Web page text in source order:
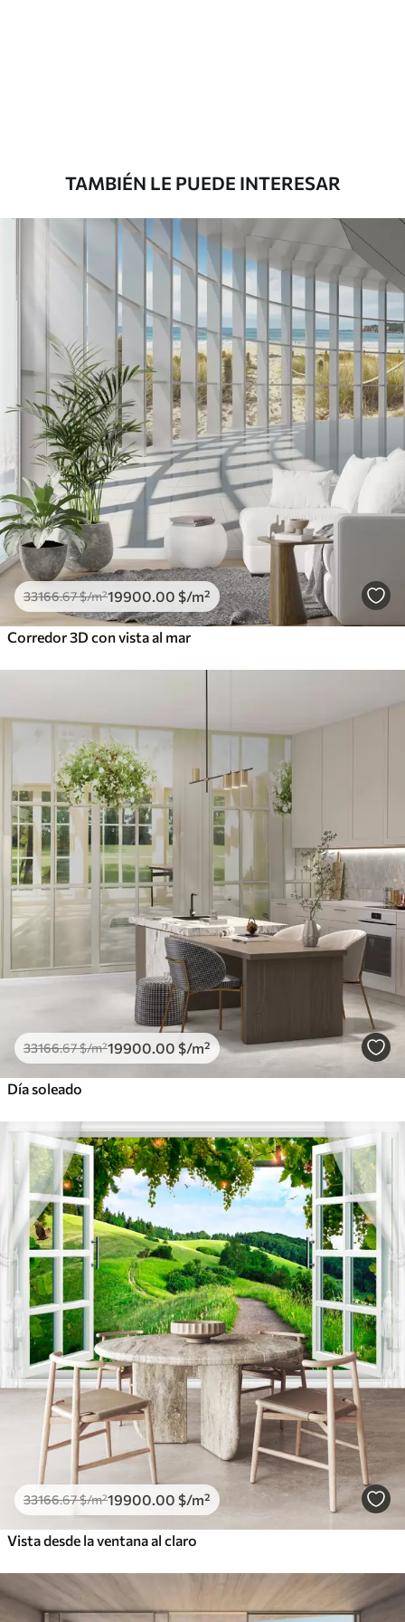
43816.6726290.00$/m²
TAMBIÉN LE PUEDE INTERESAR
33166.67$/m²19900.00 $/m²
Corredor 3D con vista al mar
33166.67$/m²19900.00 $/m²
Día soleado
33166.67$/m²19900.00 $/m²
Vista desde la ventana al claro